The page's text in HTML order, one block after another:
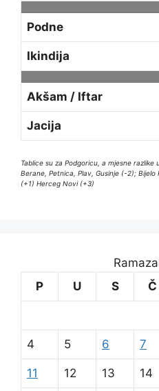
Podne
Ikindija
Akšam / Iftar
Jacija
Tablice su za Podgoricu, a mjesne
Berane, Petnica, Plav, Gusinje (-2); Bijelo
(+1) Herceg Novi (+3)
P
U S Č
4 5 6 7
11 12 13 14